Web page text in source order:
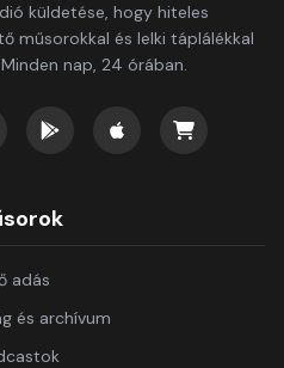
küldetése, hogy hiteles
műsorokkal és lelki táplálékkal
nap, 24 órában.
adás
és archívum